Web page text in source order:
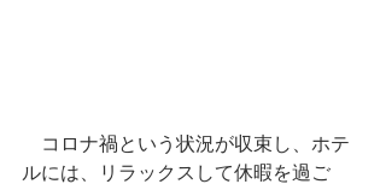
コロナ禍という状況が収束し、ホテ
ルには、リラックスして休暇を過ご